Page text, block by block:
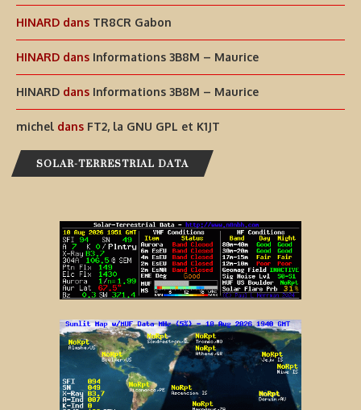
HINARD dans TR8CR Gabon
HINARD dans Informations 3B8M – Maurice
HINARD dans Informations 3B8M – Maurice
michel dans FT2, la GNU GPL et K1JT
SOLAR-TERRESTRIAL DATA